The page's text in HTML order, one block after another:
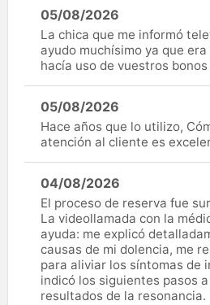
05/08/2026
La chica que me informó
ayudo muchísimo ya que
hacía uso de vuestros
05/08/2026
Hace años que lo utilizo,
atención al cliente es
04/08/2026
El proceso de reserva fue
La videollamada con la
ayuda: me explicó
causas de mi dolencia, me
para aliviar los síntomas de
indicó los siguientes pasos
resultados de la resonancia.